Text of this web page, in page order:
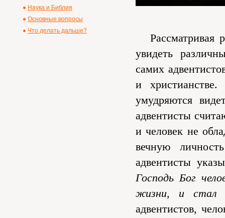
Рассматривая
увидеть
самих
и
умудряются
адвентисты
и человек не
вечную
адвентисты
Господь Бог
жизни, и стал
адвентистов,
Наука и Библия
Основные вопросы
Что делать дальше?